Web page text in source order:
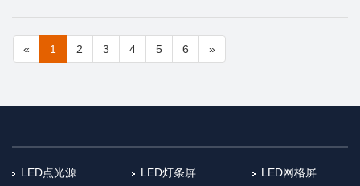
« 1 2 3 4 5 6 »
LED点光源 LED灯条屏
LED网格屏